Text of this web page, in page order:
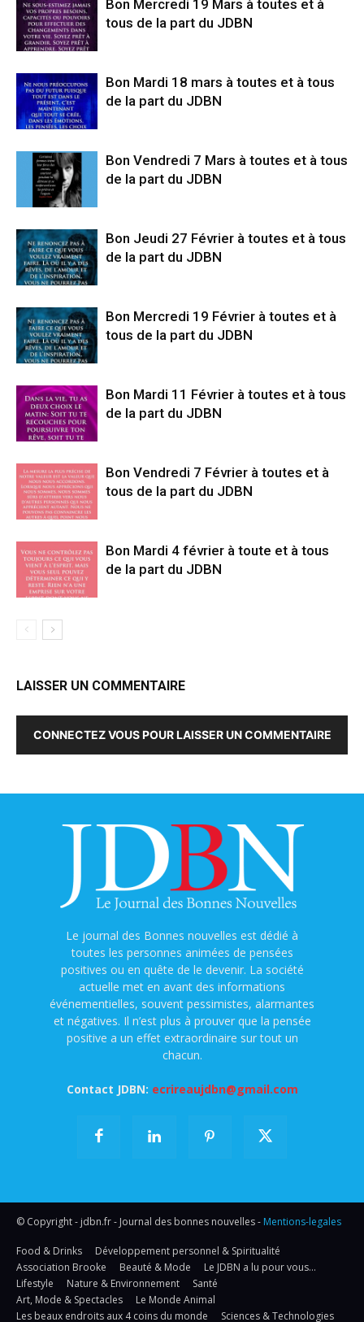
Bon Mercredi 19 Mars à toutes et à
tous de la part du JDBN
Bon Mardi 18 mars à toutes et à tous
de la part du JDBN
Bon Vendredi 7 Mars à toutes et à tous
de la part du JDBN
Bon Jeudi 27 Février à toutes et à tous
de la part du JDBN
Bon Mercredi 19 Février à toutes et à
tous de la part du JDBN
Bon Mardi 11 Février à toutes et à tous
de la part du JDBN
Bon Vendredi 7 Février à toutes et à
tous de la part du JDBN
Bon Mardi 4 février à toute et à tous
de la part du JDBN
LAISSER UN COMMENTAIRE
CONNECTEZ VOUS POUR LAISSER UN COMMENTAIRE
Le journal des Bonnes nouvelles est dédié à
toutes les personnes animées de pensées
positives ou en quête de le devenir. La société
actuelle met en avant des informations
événementielles, souvent pessimistes, alarmantes
et négatives. Il n’est plus à prouver que la pensée
positive a un effet extraordinaire sur tout un
chacun.
Contact JDBN: ecrireaujdbn@gmail.com
© Copyright - jdbn.fr - Journal des bonnes nouvelles - Mentions-legales
Food & Drinks
Développement personnel & Spiritualité
Association Brooke
Beauté & Mode
Le JDBN a lu pour vous…
Lifestyle
Nature & Environnement
Santé
Art, Mode & Spectacles
Le Monde Animal
Les beaux endroits aux 4 coins du monde
Sciences & Technologies